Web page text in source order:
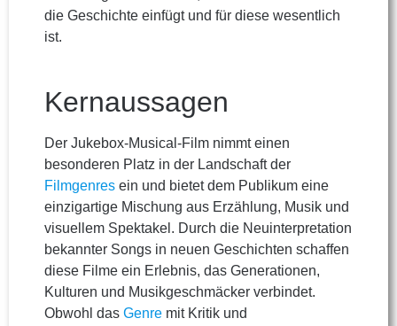
die Geschichte einfügt und für diese wesentlich
ist.
Kernaussagen
Der Jukebox-Musical-Film nimmt einen
besonderen Platz in der Landschaft der
Filmgenres ein und bietet dem Publikum eine
einzigartige Mischung aus Erzählung, Musik und
visuellem Spektakel. Durch die Neuinterpretation
bekannter Songs in neuen Geschichten schaffen
diese Filme ein Erlebnis, das Generationen,
Kulturen und Musikgeschmäcker verbindet.
Obwohl das Genre mit Kritik und